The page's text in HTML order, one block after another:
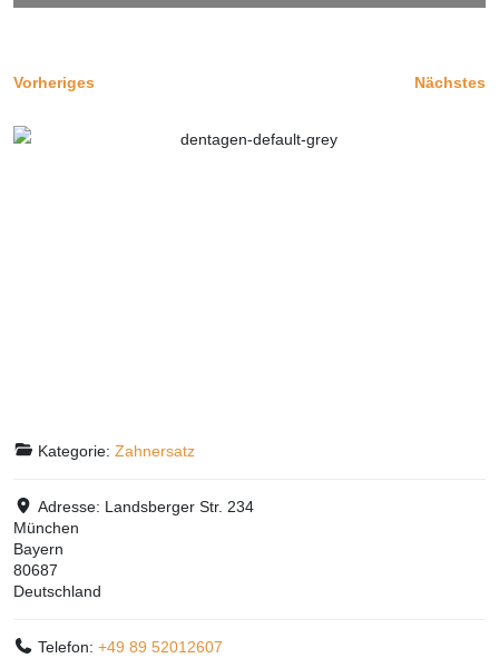
Vorheriges Nächstes
Kategorie:Zahnersatz
Adresse: Landsberger Str. 234
München
Bayern
80687
Deutschland
Telefon:+49 89 52012607